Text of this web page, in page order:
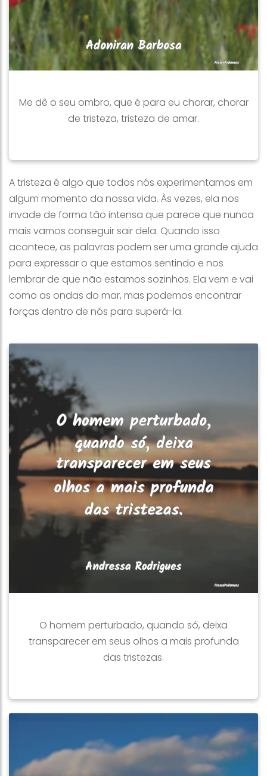
Me dê o seu ombro, que é para eu chorar, chorar
de tristeza, tristeza de amar.
A tristeza é algo que todos nós experimentamos em
algum momento da nossa vida. Às vezes, ela nos
invade de forma tão intensa que parece que nunca
mais vamos conseguir sair dela. Quando isso
acontece, as palavras podem ser uma grande ajuda
para expressar o que estamos sentindo e nos
lembrar de que não estamos sozinhos. Ela vem e vai
como as ondas do mar, mas podemos encontrar
forças dentro de nós para superá-la.
O homem perturbado, quando só, deixa
transparecer em seus olhos a mais profunda
das tristezas.